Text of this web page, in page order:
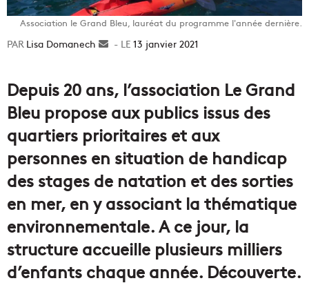
Association le Grand Bleu, lauréat du programme l'année dernière.
Lisa Domanech
Envoyer13 janvier 2021
Depuis 20 ans, l’association Le Grand
Bleu propose aux publics issus des
quartiers prioritaires et aux
personnes en situation de handicap
des stages de natation et des sorties
en mer, en y associant la thématique
environnementale. A ce jour, la
structure accueille plusieurs milliers
d’enfants chaque année. Découverte.